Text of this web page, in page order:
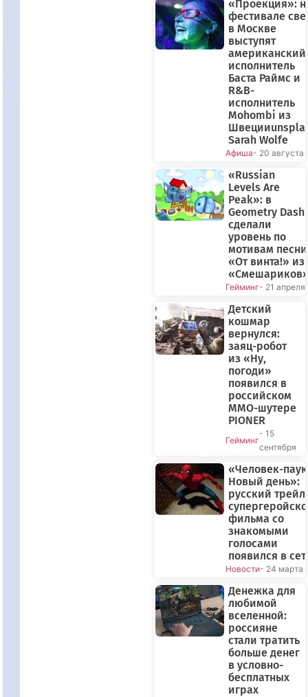
«Проекция»:
фестивале
в Москве
выступят
американский
исполнитель
Баста Раймс и
R&B-
исполнитель
Mohombi из
Sarah Wolfe
Афиша- 20 августа
«Russian
Levels Are
Peak»: в
Geometry Dash
сделали
уровень по
мотивам песни
«От винта!» из
Гейминг- 21 апреля
Детский
кошмар
вернулся:
заяц-робот
из «Ну,
погоди»
появился в
российском
MMO-шутере
PIONER
Гейминг
- 15
сентября
«Человек-
Новый день»:
русский
фильма со
знакомыми
голосами
появился в
Новости- 24 марта
Денежка для
любимой
вселенной:
россияне
стали тратить
больше денег
в условно-
бесплатных
играх